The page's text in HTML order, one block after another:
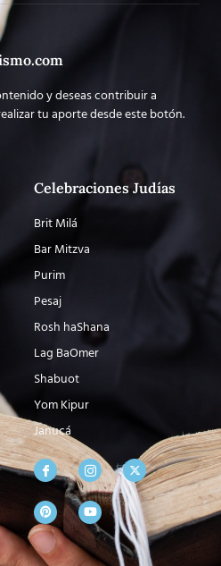
y deseas contribuir a
tu aporte desde este botón.
Celebraciones Judías
Brit Milá
Bar Mitzva
Purim
Pesaj
Rosh haShana
Lag BaOmer
Shabuot
Yom Kipur
Janucá